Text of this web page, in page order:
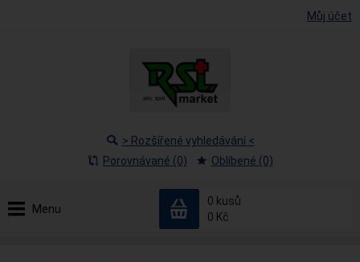
Můj účet
Menu
0 kusů
0 Kč
> Rozšířené vyhledávání <
Porovnávané (0)
Oblíbené (0)